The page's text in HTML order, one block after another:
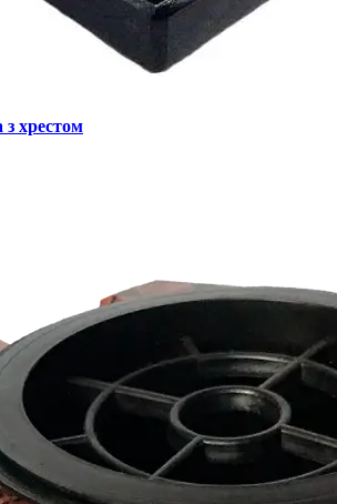
з хрестом